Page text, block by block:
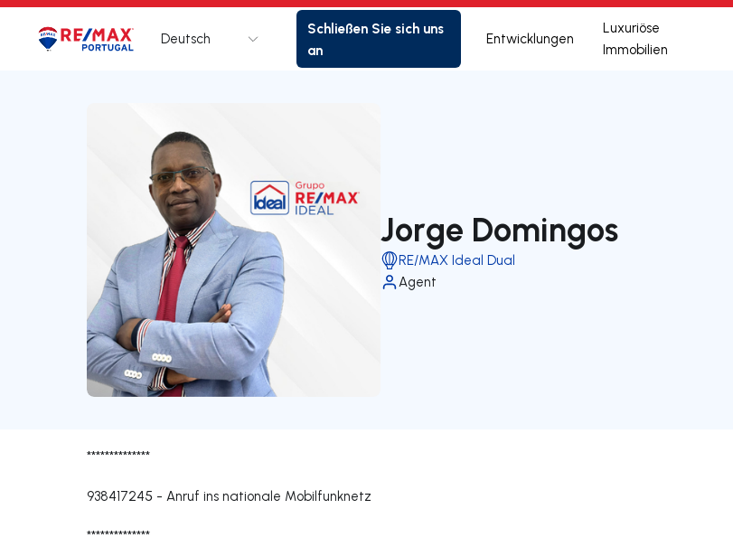
Logo Zur Startseite
Deutsch
Schließen Sie sich uns
an
Entwicklungen
Luxuriöse
Immobilien
Jorge Domingos
RE/MAX Ideal Dual
Agent
**************
938417245 - Anruf ins nationale Mobilfunknetz
**************